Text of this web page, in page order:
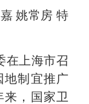
姚常房 特
上海市召
地制宜推广
，国家卫